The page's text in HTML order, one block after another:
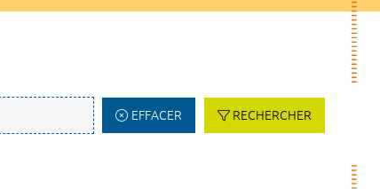
EFFACER RECHERCHER